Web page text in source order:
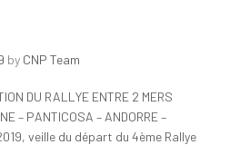
by CNP Team
DU RALLYE ENTRE 2 MERS
– PANTICOSA – ANDORRE –
veille du départ du 4ème Rallye